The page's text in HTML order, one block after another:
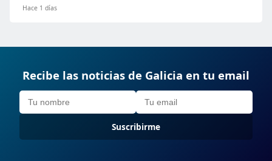
Hace 1 días
Recibe las noticias de Galicia en tu email
Suscribirme